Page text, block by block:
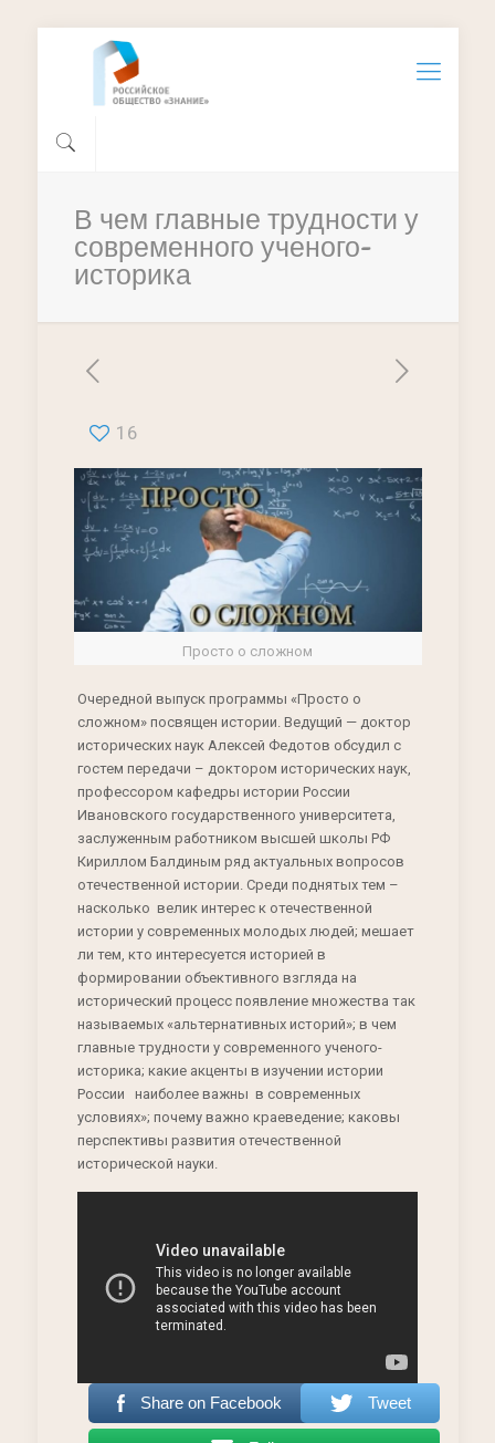
В чем главные трудности у
современного ученого-
историка
16
Просто о сложном
Очередной выпуск программы «Просто о
сложном» посвящен истории. Ведущий — доктор
исторических наук Алексей Федотов обсудил с
гостем передачи – доктором исторических наук,
профессором кафедры истории России
Ивановского государственного университета,
заслуженным работником высшей школы РФ
Кириллом Балдиным ряд актуальных вопросов
отечественной истории. Среди поднятых тем –
насколько велик интерес к отечественной
истории у современных молодых людей; мешает
ли тем, кто интересуется историей в
формировании объективного взгляда на
исторический процесс появление множества так
называемых «альтернативных историй»; в чем
главные трудности у современного ученого-
историка; какие акценты в изучении истории
России наиболее важны в современных
условиях»; почему важно краеведение; каковы
перспективы развития отечественной
исторической науки.
Share on Facebook Tweet